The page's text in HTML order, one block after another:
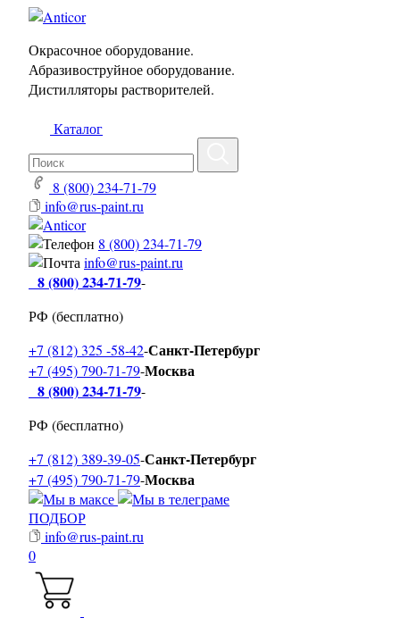
Окрасочное оборудование.
Абразивоструйное оборудование.
Дистилляторы растворителей.
Каталог
8 (800) 234-71-79
info@rus-paint.ru
8 (800) 234-71-79
info@rus-paint.ru
8 (800) 234-71-79-
РФ (бесплатно)
+7 (812) 325 -58-42-Санкт-Петербург
+7 (495) 790-71-79-Москва
8 (800) 234-71-79-
РФ (бесплатно)
+7 (812) 389-39-05-Санкт-Петербург
+7 (495) 790-71-79-Москва
ПОДБОР
info@rus-paint.ru
0